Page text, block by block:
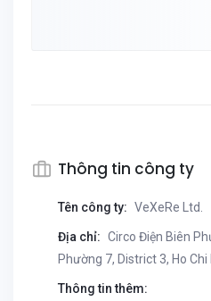
Thông tin công ty
Tên công ty: VeXeRe Ltd.
Địa chỉ: Circo Điện Biên
Phường 7, District 3, Ho Chi
Thông tin thêm: